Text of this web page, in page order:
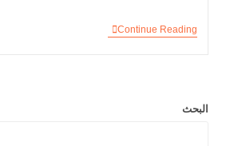
Continue Reading
البحث